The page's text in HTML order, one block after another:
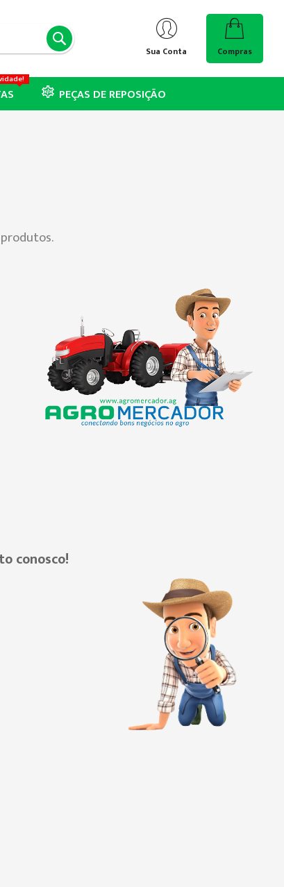
PESQUISA
Sua Conta Compras
PEÇAS DE REPOSIÇÃO
conosco!